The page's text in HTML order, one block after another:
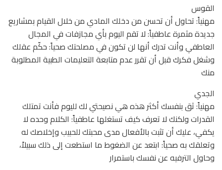
القوس
مهنياً: تحاول أن تحسن من دخلك المادي من خلال القيام بمشاريع
جديدة مثمرة عاطفياً: لا تقم اليوم بأي مجازفات في المجال
العاطفي وأنت تدرك أنها لن تكون في مصلحتك صحياً: حكّم عقلك
وشغل فكرك قبل أن تقرر عدم متابعة التعليمات الطبية المطلوبة
منك
الجدي
مهنياً: ثق بنفسك أكثر هذه هي نصيحتي لك لليوم فأنت تمتلك
القدرات ولكنك لا تعرف كيف تستغلها عاطفياً: الكلام وحده لا
يكفي، عليك أن تثبت بالأفعال مدى محبتك للحبيب وإخلاصك له
وتعلقك به صحياً: ابتعد عن الضغوط ما استطعت إلى ذلك سبيلاً،
وحاول الترفيه عن نفسك باستمرار